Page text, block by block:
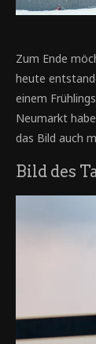
Zum Ende
heute
einem
Neumarkt
das Bild auch
Bild des